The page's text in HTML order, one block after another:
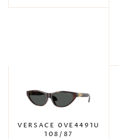
listino
VERSACE 0VE4491U
108/87